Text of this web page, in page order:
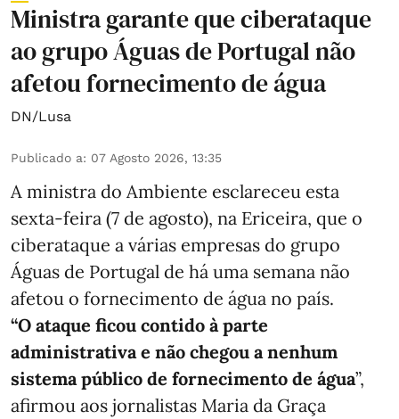
Ministra garante que ciberataque
ao grupo Águas de Portugal não
afetou fornecimento de água
DN/Lusa
Publicado a: 07 Agosto 2026, 13:35
A ministra do Ambiente esclareceu esta
sexta-feira (7 de agosto), na Ericeira, que o
ciberataque a várias empresas do grupo
Águas de Portugal de há uma semana não
afetou o fornecimento de água no país.
“O ataque ficou contido à parte
administrativa e não chegou a nenhum
sistema público de fornecimento de água”,
afirmou aos jornalistas Maria da Graça